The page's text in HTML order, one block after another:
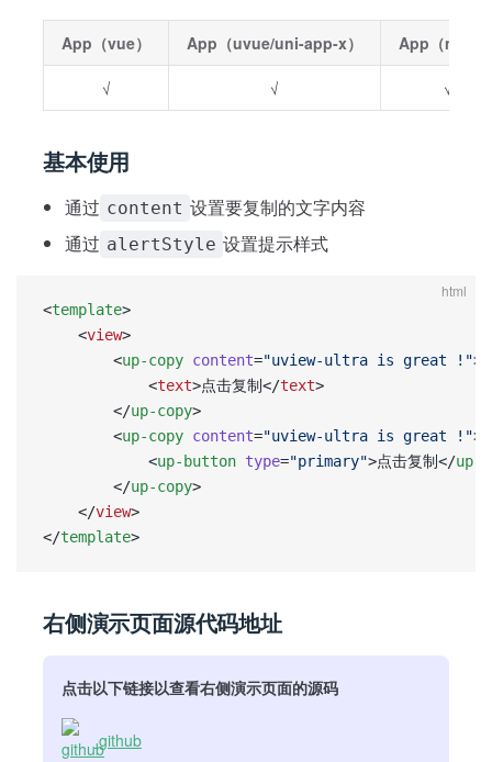
App（vue） App（uvue/uni-app-x） App（nvue
√ √ √
基本使用
通过 content 设置要复制的文字内容
通过 alertStyle 设置提示样式
html
<template>
	<
view>
		<
up-copy content="uview-ultra is great !">
            <
text>点击复制</text>
        </
up-copy>
        <
up-copy content="uview-ultra is great !">
            <
up-button type="primary">点击复制</up-
        </
up-copy>
	</
view>
</template>
右侧演示页面源代码地址
点击以下链接以查看右侧演示页面的源码
github